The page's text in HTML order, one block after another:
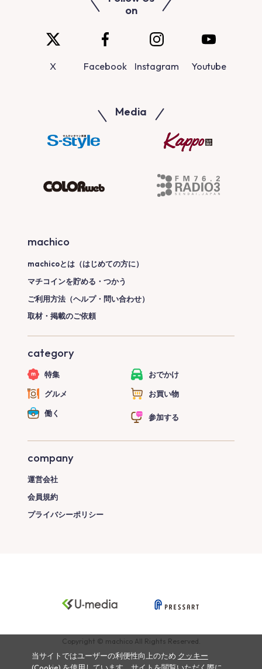
on
X Facebook Instagram Youtube
Media
machico
machicoとは（はじめての方に）
マチコインを貯める・つかう
ご利用方法（ヘルプ・問い合わせ）
取材・掲載のご依頼
category
特集 おでかけ
グルメ お買い物
働く 参加する
company
運営会社
会員規約
プライバシーポリシー
Copyright © machico All Rights Reserved.
当サイトではユーザーの利便性向上のため クッキー